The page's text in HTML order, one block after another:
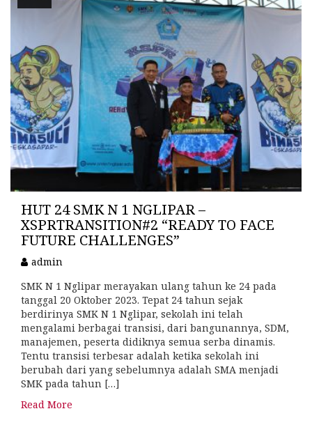
HUT 24 SMK N 1 NGLIPAR –
XSPRTRANSITION#2 “READY TO FACE
FUTURE CHALLENGES”
admin
SMK N 1 Nglipar merayakan ulang tahun ke 24 pada
tanggal 20 Oktober 2023. Tepat 24 tahun sejak
berdirinya SMK N 1 Nglipar, sekolah ini telah
mengalami berbagai transisi, dari bangunannya, SDM,
manajemen, peserta didiknya semua serba dinamis.
Tentu transisi terbesar adalah ketika sekolah ini
berubah dari yang sebelumnya adalah SMA menjadi
SMK pada tahun […]
Read More